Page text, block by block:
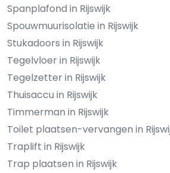
Spanplafond in Rijswijk
Spouwmuurisolatie in Rijswijk
Stukadoors in Rijswijk
Tegelvloer in Rijswijk
Tegelzetter in Rijswijk
Thuisaccu in Rijswijk
Timmerman in Rijswijk
Toilet plaatsen-vervangen in
Traplift in Rijswijk
Trap plaatsen in Rijswijk